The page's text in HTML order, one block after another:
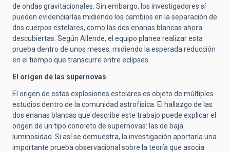
de ondas gravitacionales. Sin embargo, los investigadores sí
pueden evidenciarlas midiendo los cambios en la separación de
dos cuerpos estelares, como las dos enanas blancas ahora
descubiertas. Según Allende, el equipo planea realizar esta
prueba dentro de unos meses, midiendo la esperada reducción
en el tiempo que transcurre entre eclipses.
El origen de las supernovas
El origen de estas explosiones estelares es objeto de múltiples
estudios dentro de la comunidad astrofísica. El hallazgo de las
dos enanas blancas que describe este trabajo puede explicar el
origen de un tipo concreto de supernovas: las de baja
luminosidad. Si así se demuestra, la investigación aportaría una
importante prueba observacional sobre la teoría que asocia